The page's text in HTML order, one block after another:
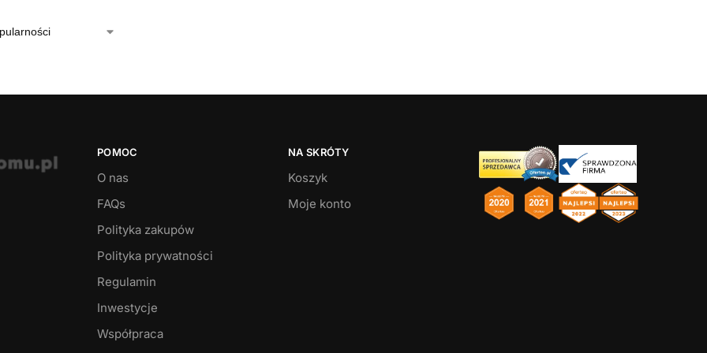
POMOC
O nas
FAQs
Polityka zakupów
Polityka prywatności
Regulamin
Inwestycje
Współpraca
NA SKRÓTY
Koszyk
Moje konto